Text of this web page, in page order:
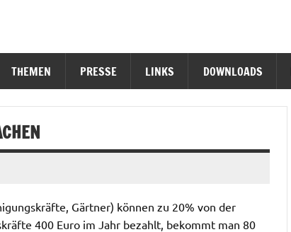
THEMEN PRESSE LINKS DOWNLOADS
Gärtner) können zu 20% von der
400 Euro im Jahr bezahlt, bekommt man 80